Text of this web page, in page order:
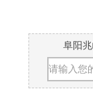
阜阳